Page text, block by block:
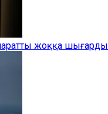
жоққа шығарды